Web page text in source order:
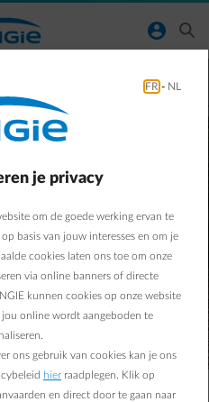
normal-account-circle search
om
voordelig
goedkoper en
je om
voordeliger thuis te
FR - NL
je privacy
om de goede werking ervan te
basis van jouw interesses en om je
cookies laten ons toe om onze
via online banners of directe
kunnen cookies op onze website
online wordt aangeboden te
ons gebruik van cookies kan je ons
hier raadplegen. Klik op
en direct door te gaan naar